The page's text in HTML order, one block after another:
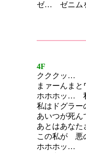
ゼ… ゼニム
4F
クククッ…
まァーんま
ホホホッ…
私はドグラー
あいつが死
あとはあな
この私が 悪
ホホホッ…